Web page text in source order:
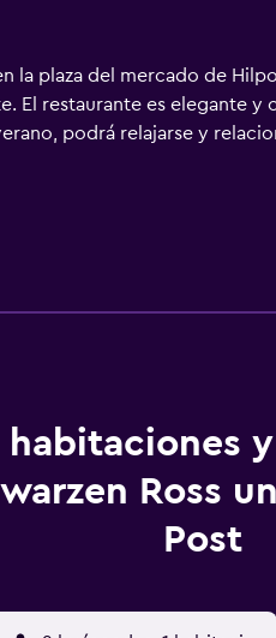
la plaza del mercado de
El restaurante es elegante
podrá relajarse y
habitaciones
Ross
Post